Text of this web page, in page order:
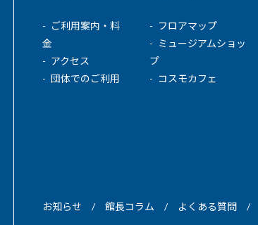
ご利用案内・料
金
アクセス
団体でのご利用
フロアマップ
ミュージアムショッ
プ
コスモカフェ
お知らせ 館長コラム よくある質問